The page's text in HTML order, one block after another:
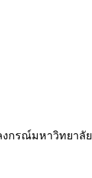
งกรณ์มหาวิทยาลัย